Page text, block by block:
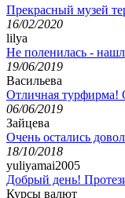
Прекрасный музей
16/02/2020
lilya
Не поленилась -
19/06/2019
Васильева
Отличная турфирма!
06/06/2019
Зайцева
Очень остались
18/10/2018
yuliyamai2005
Добрый день!
Курсы валют